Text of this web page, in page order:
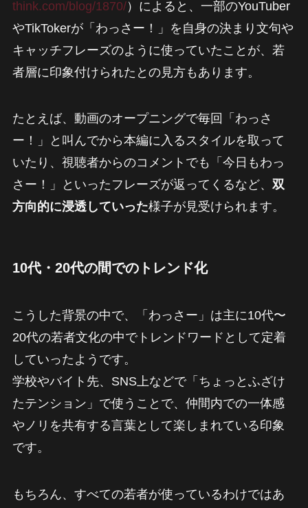
think.com/blog/1870/）によると、一部のYouTuber
やTikTokerが「わっさー！」を自身の決まり文句や
キャッチフレーズのように使っていたことが、若
者層に印象付けられたとの見方もあります。
たとえば、動画のオープニングで毎回「わっさ
ー！」と叫んでから本編に入るスタイルを取って
いたり、視聴者からのコメントでも「今日もわっ
さー！」といったフレーズが返ってくるなど、 双
方向的に浸透していった様子が見受けられます。
10代・20代の間でのトレンド化
こうした背景の中で、「わっさー」は主に10代〜
20代の若者文化の中でトレンドワードとして定着
していったようです。
学校やバイト先、SNS上などで「ちょっとふざけ
たテンション」で使うことで、仲間内での一体感
やノリを共有する言葉として楽しまれている印象
です。
もちろん、すべての若者が使っているわけではあ